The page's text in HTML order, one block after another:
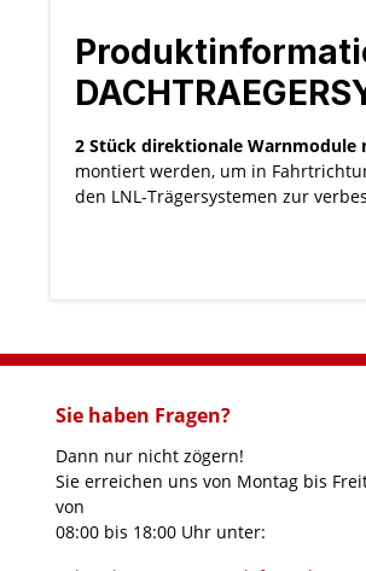
2 Stück direktionale Warnmodule
montiert werden, um in
den LNL-Trägersystemen zur
Sie haben Fragen?
Dann nur nicht zögern!
Sie erreichen uns von Montag bis
von
08:00 bis 18:00 Uhr unter: